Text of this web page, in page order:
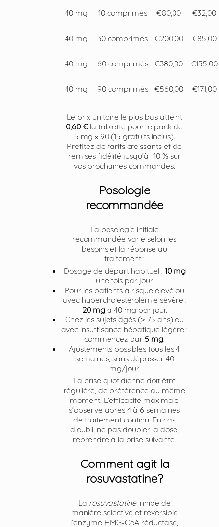
40 mg 10 comprimés €80,00 €32,00
40 mg 30 comprimés €200,00 €85,00
40 mg 60 comprimés €380,00 €155,00
40 mg 90 comprimés €560,00 €171,00
Le prix unitaire le plus bas atteint
0,60 € la tablette pour le pack de
5 mg × 90 (15 gratuits inclus).
Profitez de tarifs croissants et de
remises fidélité jusqu’à -10 % sur
vos prochaines commandes.
Posologie
recommandée
La posologie initiale
recommandée varie selon les
besoins et la réponse au
traitement :
Dosage de départ habituel : 10 mg
une fois par jour.
Pour les patients à risque élevé ou
avec hypercholestérolémie sévère :
20 mgà 40 mg par jour.
Chez les sujets âgés (≥ 75 ans) ou
avec insuffisance hépatique légère :
commencez par 5 mg.
Ajustements possibles tous les 4
semaines, sans dépasser 40
mg/jour.
La prise quotidienne doit être
régulière, de préférence au même
moment. L’efficacité maximale
s’observe après 4 à 6 semaines
de traitement continu. En cas
d’oubli, ne pas doubler la dose,
reprendre à la prise suivante.
Comment agit la
rosuvastatine?
La rosuvastatineinhibe de
manière sélective et réversible
l’enzyme HMG-CoA réductase,